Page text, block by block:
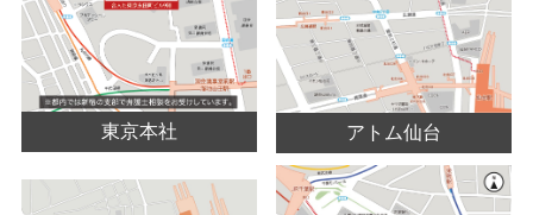
東京本社 アトム仙台